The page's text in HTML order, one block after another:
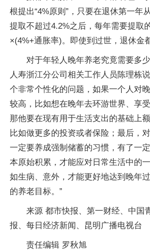
根提出“4%原则”，只要在退休第一年
提取不超过4.2%之后，每年需要提取
×(4%+通胀率)。即使到过世，退休金
对于年轻人晚年养老究竟需要多
人寿浙江分公司相关工作人员陈理栋
个非常个性化的问题，如果一个人对
较高，比如想在晚年去环游世界、享
那他要在现有用于生活支出的基础上
比如做更多的投资或者保险；最后，
一定要养成强制储蓄的习惯，有了一
本原始积累，才能应对日常生活中的
如生病、意外，才能更好地达到晚年
的养老目标。”
来源 都市快报、第一财经、中国
报、每日经济新闻、昆明广播电视台
责任编辑 罗秋旭